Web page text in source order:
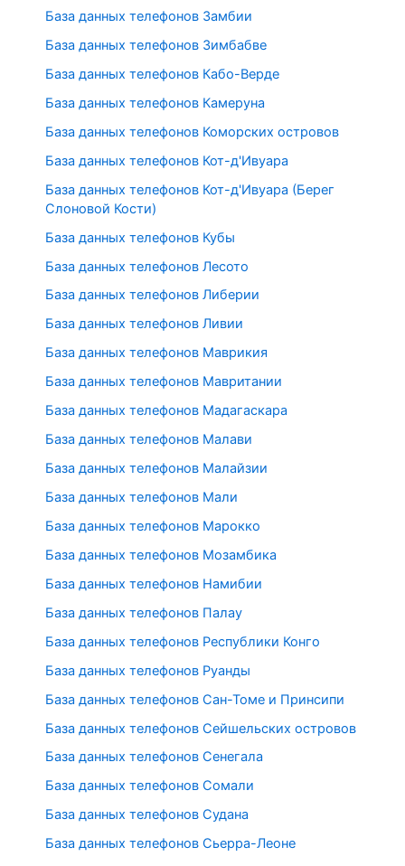
База данных телефонов Замбии
База данных телефонов Зимбабве
База данных телефонов Кабо-Верде
База данных телефонов Камеруна
База данных телефонов Коморских островов
База данных телефонов Кот-д'Ивуара
База данных телефонов Кот-д'Ивуара (Берег
Слоновой Кости)
База данных телефонов Кубы
База данных телефонов Лесото
База данных телефонов Либерии
База данных телефонов Ливии
База данных телефонов Маврикия
База данных телефонов Мавритании
База данных телефонов Мадагаскара
База данных телефонов Малави
База данных телефонов Малайзии
База данных телефонов Мали
База данных телефонов Марокко
База данных телефонов Мозамбика
База данных телефонов Намибии
База данных телефонов Палау
База данных телефонов Республики Конго
База данных телефонов Руанды
База данных телефонов Сан-Томе и Принсипи
База данных телефонов Сейшельских островов
База данных телефонов Сенегала
База данных телефонов Сомали
База данных телефонов Судана
База данных телефонов Сьерра-Леоне